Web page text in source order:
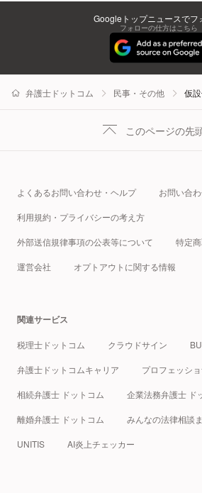
Googleトップニュースでフ
フォローの仕方はこちら
弁護士ドットコム 民事・その他 仮
このページの先
よくあるお問い合わせ・ヘルプ お問い合
利用規約・プライバシーの考え方
外部送信規律事項の公表等について 特定
運営会社 オプトアウトに関する情報
関連サービス
税理士ドットコム クラウドサイン
弁護士ドットコムキャリア プロフェッシ
相続弁護士 ドットコム 企業法務弁護士 ド
離婚弁護士 ドットコム みんなの法律相談
UNITIS AI炎上チェッカー